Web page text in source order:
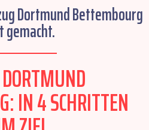
Dortmund Bettembourg
gemacht.
IN 4 SCHRITTEN